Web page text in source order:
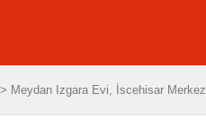
Meydan Izgara Evi, İscehisar Merkez